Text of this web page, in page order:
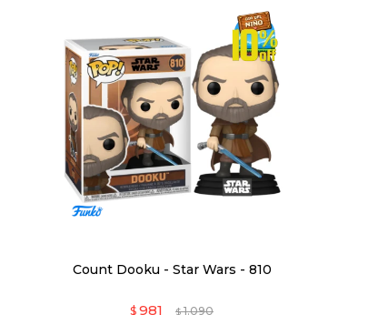
Count Dooku - Star Wars - 810
$ 981 $ 1.090